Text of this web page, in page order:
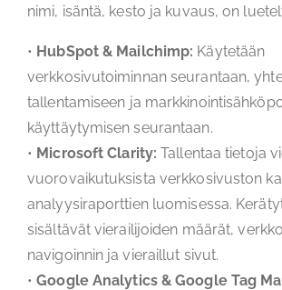
nimi, isäntä, kesto ja kuvaus, on
• HubSpot & Mailchimp: Käytetään
verkkosivutoiminnan seurantaan,
tallentamiseen ja
käyttäytymisen seurantaan.
• Microsoft Clarity: Tallentaa tietoja
vuorovaikutuksista verkkosivuston
analyysiraporttien luomisessa.
sisältävät vierailijoiden määrät,
navigoinnin ja vieraillut sivut.
•Google Analytics & Google Tag